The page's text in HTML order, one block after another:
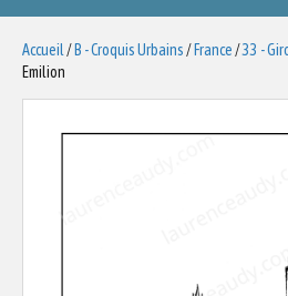
Accueil / B - Croquis Urbains / France /33 -
Emilion